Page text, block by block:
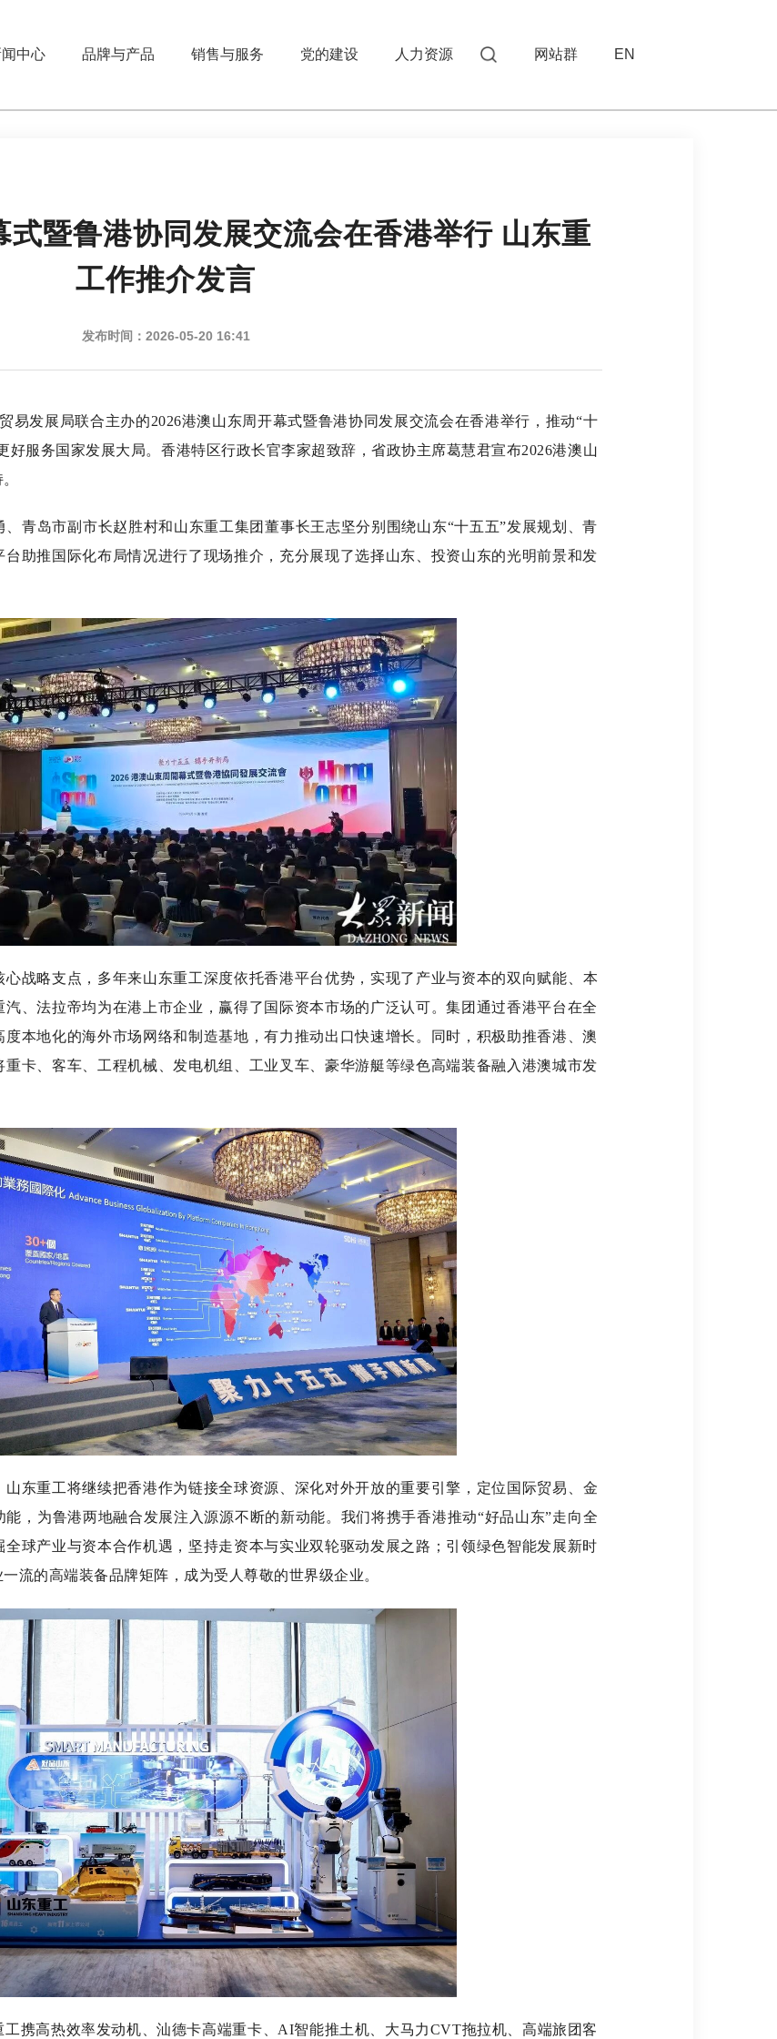
中心 品牌与产品 销售与服务 党的建设 人力资源 网站群 EN
式暨鲁港协同发展交流会在香港举行 山东重
工作推介发言
发布时间：2026-05-20 16:41
发展局联合主办的2026港澳山东周开幕式暨鲁港协同发展交流会在香港举行，推动“十
好服务国家发展大局。香港特区行政长官李家超致辞，省政协主席葛慧君宣布2026港澳山
岛市副市长赵胜村和山东重工集团董事长王志坚分别围绕山东“十五五”发展规划、青
助推国际化布局情况进行了现场推介，充分展现了选择山东、投资山东的光明前景和发
略支点，多年来山东重工深度依托香港平台优势，实现了产业与资本的双向赋能、本
、法拉帝均为在港上市企业，赢得了国际资本市场的广泛认可。集团通过香港平台在全
本地化的海外市场网络和制造基地，有力推动出口快速增长。同时，积极助推香港、澳
卡、客车、工程机械、发电机组、工业叉车、豪华游艇等绿色高端装备融入港澳城市发
重工将继续把香港作为链接全球资源、深化对外开放的重要引擎，定位国际贸易、金
，为鲁港两地融合发展注入源源不断的新动能。我们将携手香港推动“好品山东”走向全
球产业与资本合作机遇，坚持走资本与实业双轮驱动发展之路；引领绿色智能发展新时
流的高端装备品牌矩阵，成为受人尊敬的世界级企业。
高热效率发动机、汕德卡高端重卡、AI智能推土机、大马力CVT拖拉机、高端旅团客